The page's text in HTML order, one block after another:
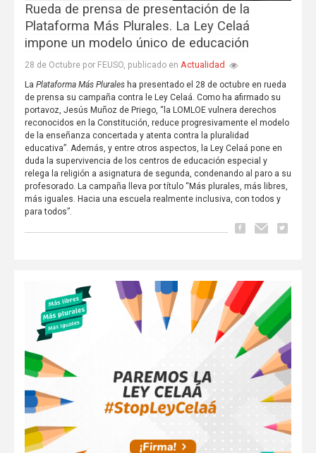
Rueda de prensa de presentación de la
Plataforma Más Plurales. La Ley Celaá
impone un modelo único de educación
28 de Octubre por FEUSO, publicado en Actualidad
La Plataforma Más Pluralesha presentado el 28 de octubre en rueda
de prensa su campaña contra le Ley Celaá. Como ha afirmado su
portavoz, Jesús Muñoz de Priego, “la LOMLOE vulnera derechos
reconocidos en la Constitución, reduce progresivamente el modelo
de la enseñanza concertada y atenta contra la pluralidad
educativa”. Además, y entre otros aspectos, la Ley Celaá pone en
duda la supervivencia de los centros de educación especial y
relega la religión a asignatura de segunda, condenando al paro a su
profesorado. La campaña lleva por título “Más plurales, más libres,
más iguales. Hacia una escuela realmente inclusiva, con todos y
para todos”.